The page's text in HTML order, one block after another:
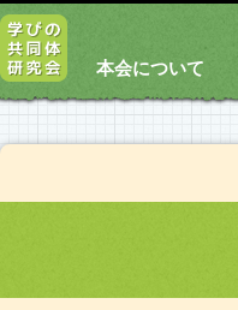
本会について